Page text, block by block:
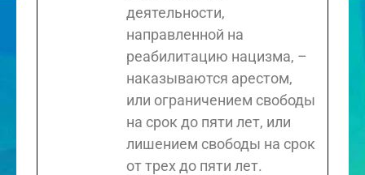
деятельности,
направленной на
реабилитацию нацизма, –
наказываются арестом,
или ограничением свободы
на срок до пяти лет, или
лишением свободы на срок
от трех до пяти лет.